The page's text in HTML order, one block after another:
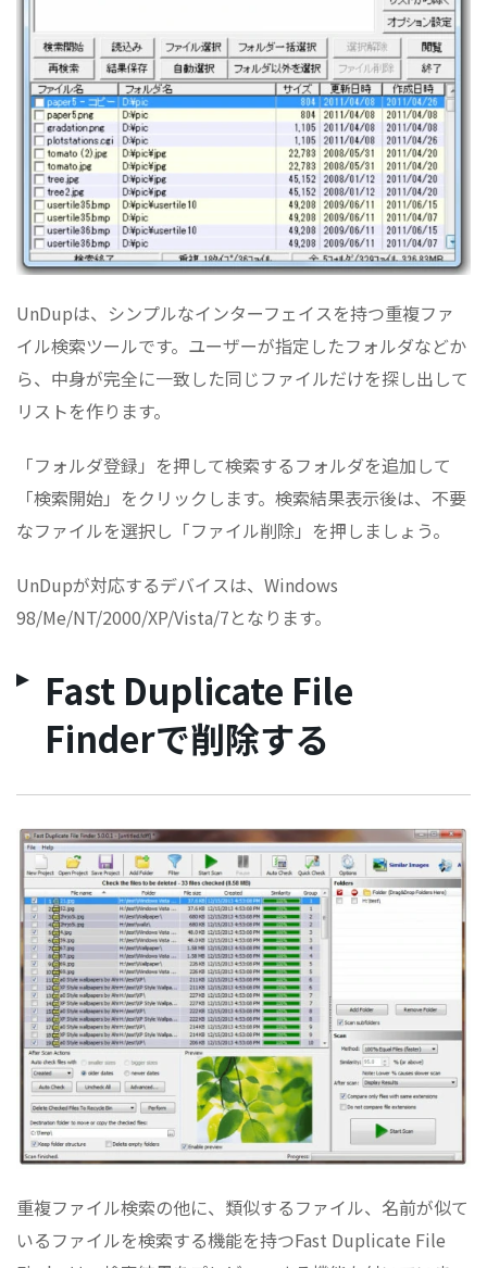
UnDupは、シンプルなインターフェイスを持つ重複ファ
イル検索ツールです。ユーザーが指定したフォルダなどか
ら、中身が完全に一致した同じファイルだけを探し出して
リストを作ります。
「フォルダ登録」を押して検索するフォルダを追加して
「検索開始」をクリックします。検索結果表示後は、不要
なファイルを選択し「ファイル削除」を押しましょう。
UnDupが対応するデバイスは、Windows
98/Me/NT/2000/XP/Vista/7となります。
Fast Duplicate File
Finderで削除する
重複ファイル検索の他に、類似するファイル、名前が似て
いるファイルを検索する機能を持つFast Duplicate File